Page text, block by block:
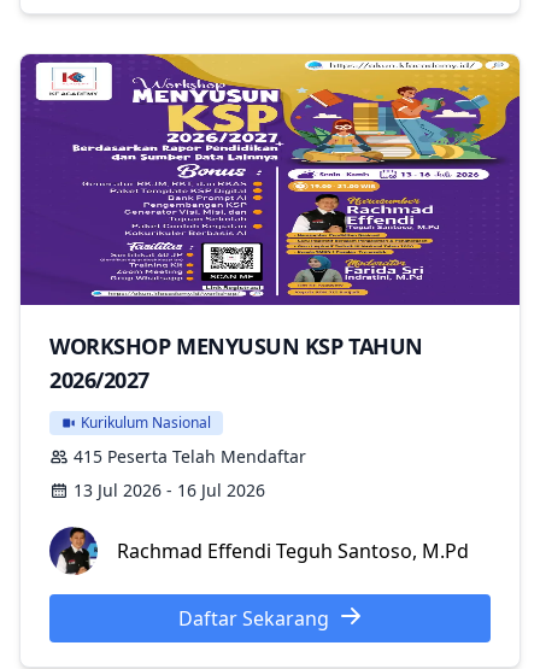
WORKSHOP MENYUSUN KSP TAHUN
2026/2027
Kurikulum Nasional
415 Peserta Telah Mendaftar
13 Jul 2026 - 16 Jul 2026
Rachmad Effendi Teguh Santoso, M.Pd
Daftar Sekarang